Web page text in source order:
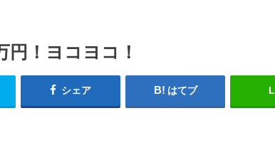
円！ヨコヨコ！
シェア はてブ